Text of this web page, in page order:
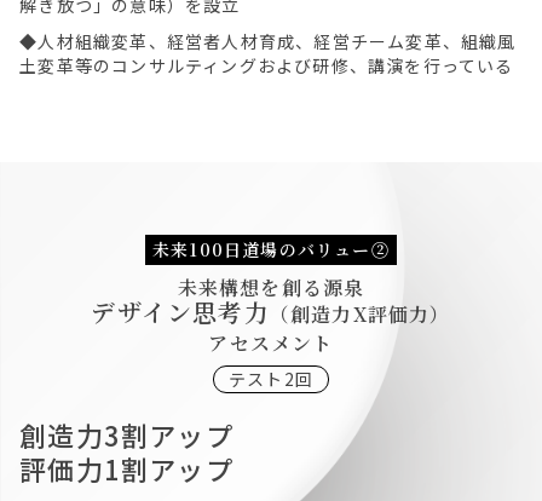
解き放つ」の意味）を設立
◆人材組織変革、経営者人材育成、経営チーム変革、組織風
土変革等のコンサルティングおよび研修、講演を行っている
未来100日道場のバリュー②
未来構想を創る源泉
デザイン思考力 （創造力X評価力）
アセスメント
テスト2回
創造力3割アップ
評価力1割アップ